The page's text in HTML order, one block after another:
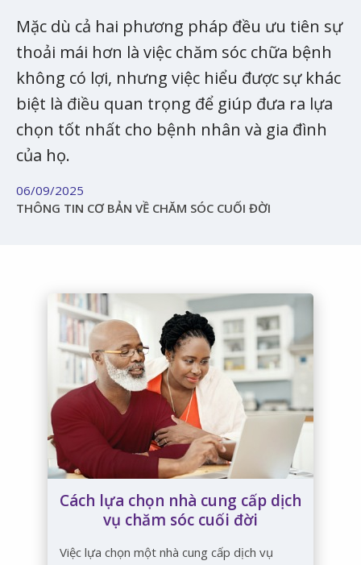
Mặc dù cả hai phương pháp đều ưu tiên sự
thoải mái hơn là việc chăm sóc chữa bệnh
không có lợi, nhưng việc hiểu được sự khác
biệt là điều quan trọng để giúp đưa ra lựa
chọn tốt nhất cho bệnh nhân và gia đình
của họ.
06/09/2025
THÔNG TIN CƠ BẢN VỀ CHĂM SÓC CUỐI ĐỜI
Cách lựa chọn nhà cung cấp dịch
vụ chăm sóc cuối đời
Việc lựa chọn một nhà cung cấp dịch vụ